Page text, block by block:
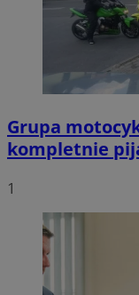
Grupa
kompletnie
1